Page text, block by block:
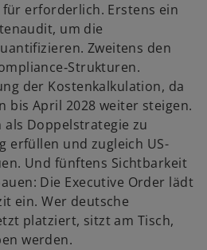
erforderlich. Erstens ein
um die
Zweitens den
der Kostenkalkulation, da
bis April 2028 weiter steigen.
Doppelstrategie zu
erfüllen und zugleich US-
Und fünftens Sichtbarkeit
Die Executive Order lädt
ein. Wer deutsche
platziert, sitzt am Tisch,
werden.